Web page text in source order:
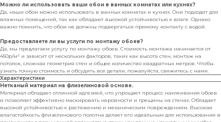
Можно ли использовать ваши обои в ванных комнатах или кухнях?
Да, наши обои можно использовать в ванных комнатах и кухнях. Они подходят для
влажных помещений, так как обладают высокой устойчивостью к влаге. Однако
важно помнить, что обои не должны подвергаться прямому контакту с водой.
Предоставляете ли вы услуги по монтажу обоев?
Да, мы предлагаем услугу по монтажу обоев. Стоимость монтажа начинается от
450р/м² и зависит от нескольких факторов, таких как высота стен, монтаж на
потолок, сложная геометрия стен и общее количество квадратных метров. Чтобы
узнать точную стоимость и обсудить все детали, пожалуйста, свяжитесь с нами.
Характеристики
Нетканый материал на флизелиновой основе.
Материал обладает отличной адгезией, что упрощает процесс наклеивания обоев
и позволяет эффективно маскировать неровности и трещины на стенах. Обладает
высокой устойчивостью к растяжению и механическим повреждениям. Высокая
влагостойкость флизелинового полотна делает его идеальным для использования в